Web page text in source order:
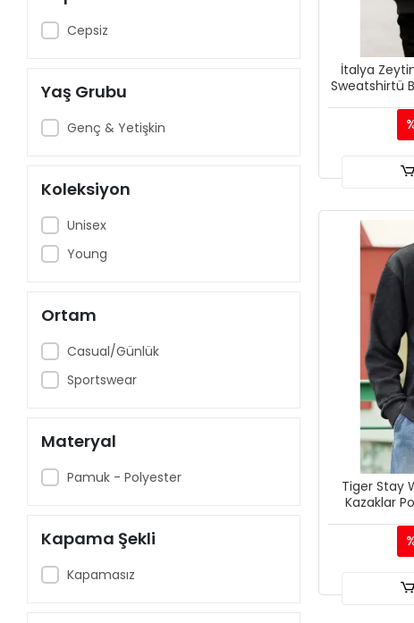
Cepsiz
Yaş Grubu
Genç & Yetişkin
Koleksiyon
Unisex
Young
Ortam
Casual/Günlük
Sportswear
Materyal
Pamuk - Polyester
Kapama Şekli
Kapamasız
İtalya
Sweatshirtü
Tiger Stay
Kazaklar